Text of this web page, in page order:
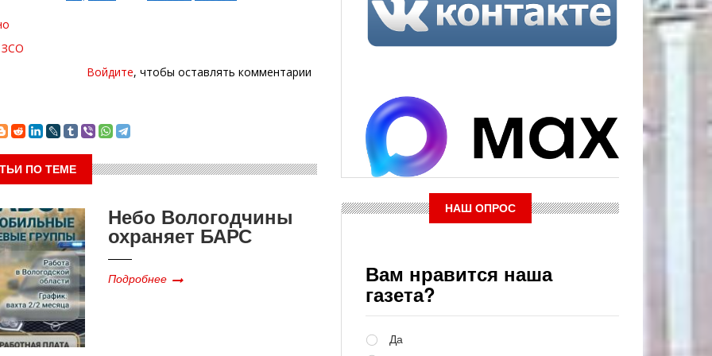
ЗСО
Войдите, чтобы оставлять комментарии
ПО ТЕМЕ
Небо Вологодчины
охраняет БАРС
Подробнее
НАШ ОПРОС
Вам нравится наша
газета?
Да